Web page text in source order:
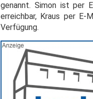
genannt. Simon ist per
erreichbar, Kraus per E-
Verfügung.